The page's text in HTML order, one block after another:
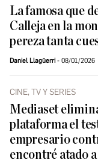
La famosa que
Calleja en la
pereza tanta
Daniel Llagüerri 08/01/2026
CINE, TV Y SERIES
Mediaset
plataforma el
empresario
encontré atado